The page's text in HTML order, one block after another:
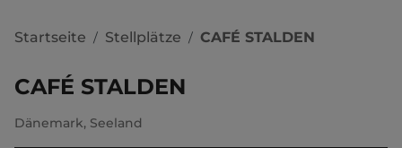
Startseite / Stellplätze / CAFÉ STALDEN
CAFÉ STALDEN
Dänemark, Seeland